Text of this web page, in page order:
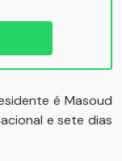
é Masoud
e sete dias